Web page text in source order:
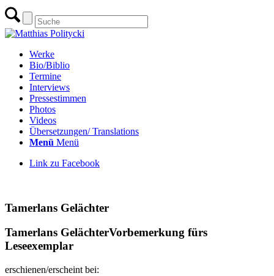
Werke
Bio/Biblio
Termine
Interviews
Pressestimmen
Photos
Videos
Übersetzungen/ Translations
Menü Menü
Link zu Facebook
Tamerlans Gelächter
Tamerlans GelächterVorbemerkung fürs
Leseexemplar
erschienen/erscheint bei: